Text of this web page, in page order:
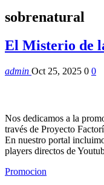
sobrenatural
El Misterio de
admin Oct 25, 2025 0 0
Nos dedicamos a la
través de Proyecto
En nuestro portal
players directos de
Promocion